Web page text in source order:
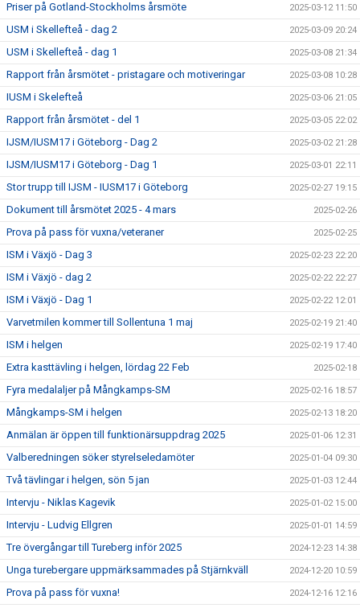
Priser på Gotland-Stockholms årsmöte 2025-03-12 11:50
USM i Skellefteå - dag 2 2025-03-09 20:24
USM i Skellefteå - dag 1 2025-03-08 21:34
Rapport från årsmötet - pristagare och motiveringar 2025-03-08 10:28
IUSM i Skelefteå 2025-03-06 21:05
Rapport från årsmötet - del 1 2025-03-05 22:02
IJSM/IUSM17 i Göteborg - Dag 2 2025-03-02 21:28
IJSM/IUSM17 i Göteborg - Dag 1 2025-03-01 22:11
Stor trupp till IJSM - IUSM17 i Göteborg 2025-02-27 19:15
Dokument till årsmötet 2025 - 4 mars 2025-02-26
Prova på pass för vuxna/veteraner 2025-02-25
ISM i Växjö - Dag 3 2025-02-23 22:20
ISM i Växjö - dag 2 2025-02-22 22:27
ISM i Växjö - Dag 1 2025-02-22 12:01
Varvetmilen kommer till Sollentuna 1 maj 2025-02-19 21:40
ISM i helgen 2025-02-19 17:40
Extra kasttävling i helgen, lördag 22 Feb 2025-02-18
Fyra medalaljer på Mångkamps-SM 2025-02-16 18:57
Mångkamps-SM i helgen 2025-02-13 18:20
Anmälan är öppen till funktionärsuppdrag 2025 2025-01-06 12:31
Valberedningen söker styrelseledamöter 2025-01-04 09:30
Två tävlingar i helgen, sön 5 jan 2025-01-03 12:44
Intervju - Niklas Kagevik 2025-01-02 15:00
Intervju - Ludvig Ellgren 2025-01-01 14:59
Tre övergångar till Tureberg inför 2025 2024-12-23 14:38
Unga turebergare uppmärksammades på Stjärnkväll 2024-12-20 10:59
Prova på pass för vuxna! 2024-12-16 12:16